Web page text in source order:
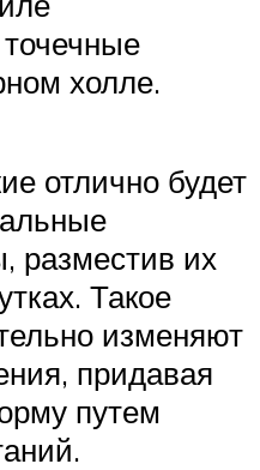
холле.
отлично будет
разместив их
Такое
изменяют
придавая
путем